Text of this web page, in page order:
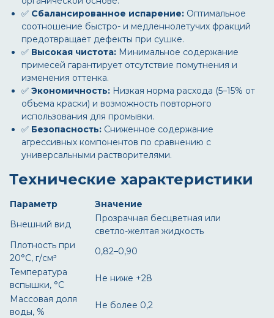
✅ Сбалансированное испарение: Оптимальное
соотношение быстро- и медленнолетучих фракций
предотвращает дефекты при сушке.
✅ Высокая чистота: Минимальное содержание
примесей гарантирует отсутствие помутнения и
изменения оттенка.
✅ Экономичность: Низкая норма расхода (5–15% от
объема краски) и возможность повторного
использования для промывки.
✅ Безопасность: Сниженное содержание
агрессивных компонентов по сравнению с
универсальными растворителями.
Технические характеристики
Параметр
Значение
Внешний вид
Прозрачная бесцветная или
светло-желтая жидкость
Плотность при
20°C, г/см³
0,82–0,90
Температура
вспышки, °C
Не ниже +28
Массовая доля
воды, %
Не более 0,2